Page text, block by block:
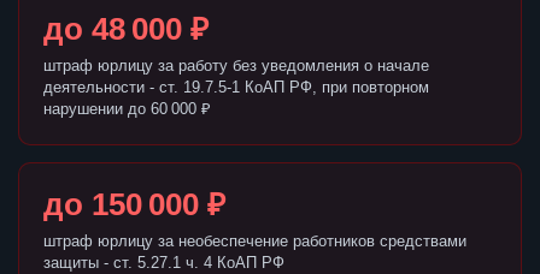
до 48 000 ₽
штраф юрлицу за работу без уведомления о начале
деятельности - ст. 19.7.5-1 КоАП РФ, при повторном
нарушении до 60 000 ₽
до 150 000 ₽
штраф юрлицу за необеспечение работников средствами
защиты - ст. 5.27.1 ч. 4 КоАП РФ